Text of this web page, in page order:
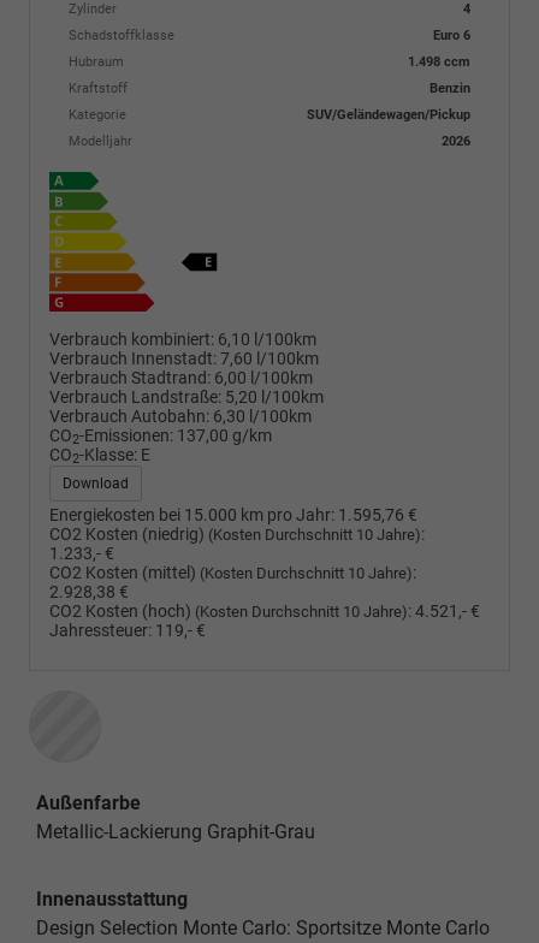
Zylinder
4
Schadstoffklasse
Euro 6
Hubraum
1.498 ccm
Kraftstoff
Benzin
Kategorie
SUV/Geländewagen/Pickup
Modelljahr
2026
Verbrauch kombiniert: 6,10 l/100km
Verbrauch Innenstadt:7,60 l/100km
Verbrauch Stadtrand: 6,00 l/100km
Verbrauch Landstraße: 5,20 l/100km
Verbrauch Autobahn: 6,30 l/100km
CO2-Emissionen: 137,00 g/km
CO2-Klasse: E
Download
Energiekosten bei 15.000 km pro Jahr: 1.595,76 €
CO2 Kosten (niedrig) (Kosten Durchschnitt 10 Jahre):
1.233,- €
CO2 Kosten (mittel) (Kosten Durchschnitt 10 Jahre):
2.928,38 €
CO2 Kosten (hoch) (Kosten Durchschnitt 10 Jahre):4.521,- €
Jahressteuer: 119,- €
Außenfarbe
Metallic-Lackierung Graphit-Grau
Innenausstattung
Design Selection Monte Carlo: Sportsitze Monte Carlo